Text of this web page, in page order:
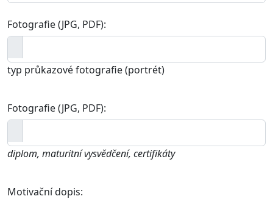
Fotografie (JPG, PDF):
typ průkazové fotografie (portrét)
Fotografie (JPG, PDF):
diplom, maturitní vysvědčení, certifikáty
Motivační dopis: